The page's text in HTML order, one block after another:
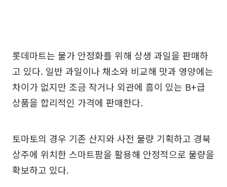
롯데마트는 물가 안정화를 위해 상생 과일을 판매하
고 있다. 일반 과일이나 채소와 비교해 맛과 영양에는
차이가 없지만 조금 작거나 외관에 흠이 있는 B+급
상품을 합리적인 가격에 판매한다.
토마토의 경우 기존 산지와 사전 물량 기획하고 경북
상주에 위치한 스마트팜을 활용해 안정적으로 물량을
확보하고 있다.